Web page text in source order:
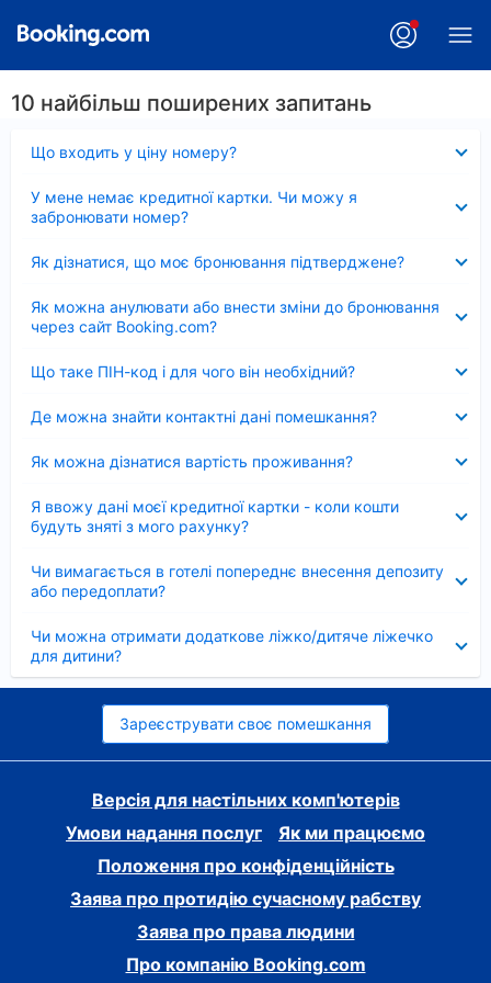
10 найбільш поширених запитань
Що входить у ціну номеру?
У мене немає кредитної картки. Чи можу я
забронювати номер?
Як дізнатися, що моє бронювання підтверджене?
Як можна анулювати або внести зміни до бронювання
через сайт Booking.com?
Що таке ПІН-код і для чого він необхідний?
Де можна знайти контактні дані помешкання?
Як можна дізнатися вартість проживання?
Я ввожу дані моєї кредитної картки - коли кошти
будуть зняті з мого рахунку?
Чи вимагається в готелі попереднє внесення депозиту
або передоплати?
Чи можна отримати додаткове ліжко/дитяче ліжечко
для дитини?
Зареєструвати своє помешкання
Версія для настільних комп'ютерів
Умови надання послуг
Як ми працюємо
Положення про конфіденційність
Заява про протидію сучасному рабству
Заява про права людини
Про компанію Booking.com